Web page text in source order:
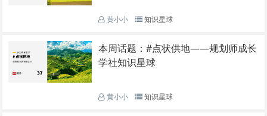
黄小小 知识星球
本周话题：#点状供地——规划师成长
学社知识星球
黄小小 知识星球